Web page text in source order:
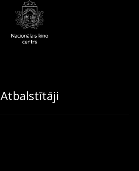
Atbalstītāji